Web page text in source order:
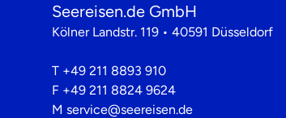
Seereisen.de GmbH
Kölner Landstr. 119 • 40591 Düsseldorf
T +49 211 8893 910
F +49 211 8824 9624
M service@seereisen.de